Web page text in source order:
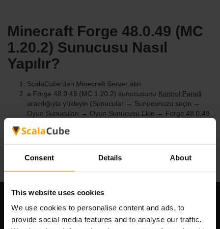
Consent Details About
This website uses cookies
We use cookies to personalise content and ads, to
provide social media features and to analyse our traffic.
Minecraft Forge 48.0.49 (MC
1.20.2) Sunucusu Nasıl
Yapılır?
ScalaCube'dan Minecraft Server alın
a Forge 48.0.49 (MC 1.20.2) sunucusunu Kontrol Paneli
aracılığıyla yükleyin (Sunucular → Sunucunuzu seçin →
Oyun Sunucuları → Oyun Sunucusu Ekle → Forge 48.0.49
Sunucuda oynamanın tadını çıkarın!
Şirketimiz